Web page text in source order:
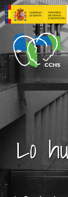
Pasar
al
contenido
principal
Lo